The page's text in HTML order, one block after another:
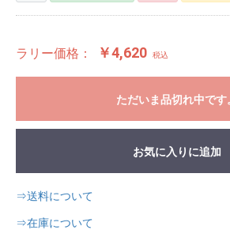
ラリー価格： ￥4,620 税込
ただいま品切れ中です
お気に入りに追加
⇒送料について
⇒在庫について